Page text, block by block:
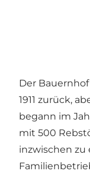
Der
1911 zurück,
begann im
mit 500
inzwischen